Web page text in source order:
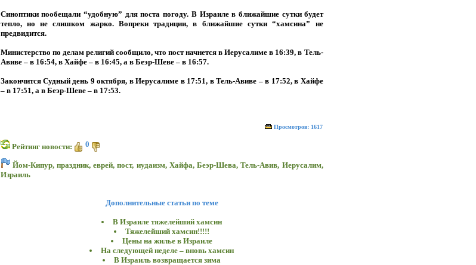
Синоптики пообещали “удобную” для поста погоду. В Израиле в ближайшие сутки будет
тепло, но не слишком жарко. Вопреки традиции, в ближайшие сутки “хамсина” не
предвидится.
Министерство по делам религий сообщило, что пост начнется в Иерусалиме в 16:39, в Тель-
Авиве – в 16:54, в Хайфе – в 16:45, а в Беэр-Шеве – в 16:57.
Закончится Судный день 9 октября, в Иерусалиме в 17:51, в Тель-Авиве – в 17:52, в Хайфе
– в 17:51, а в Беэр-Шеве – в 17:53.
Просмотров: 1617
Рейтинг новости: 0
Йом-Кипур, праздник,еврей,пост, иудаизм, Хайфа,Беэр-Шева,Тель-Авив, Иерусалим,
Израиль
Дополнительные статьи по теме
В Израиле тяжелейший хамсин
Тяжелейший хамсин!!!!!
Цены на жилье в Израиле
На следующей неделе – вновь хамсин
В Израиль возвращается зима